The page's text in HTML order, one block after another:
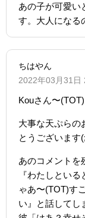
あの子が可愛い
す。大人になる
ちはやん
2022年03月31日
Kouさん〜(TOT)
大事な天ぷらの
とうございます
あのコメントを
『わたしとい
ゃあ〜(TOT)す
い』と話してし